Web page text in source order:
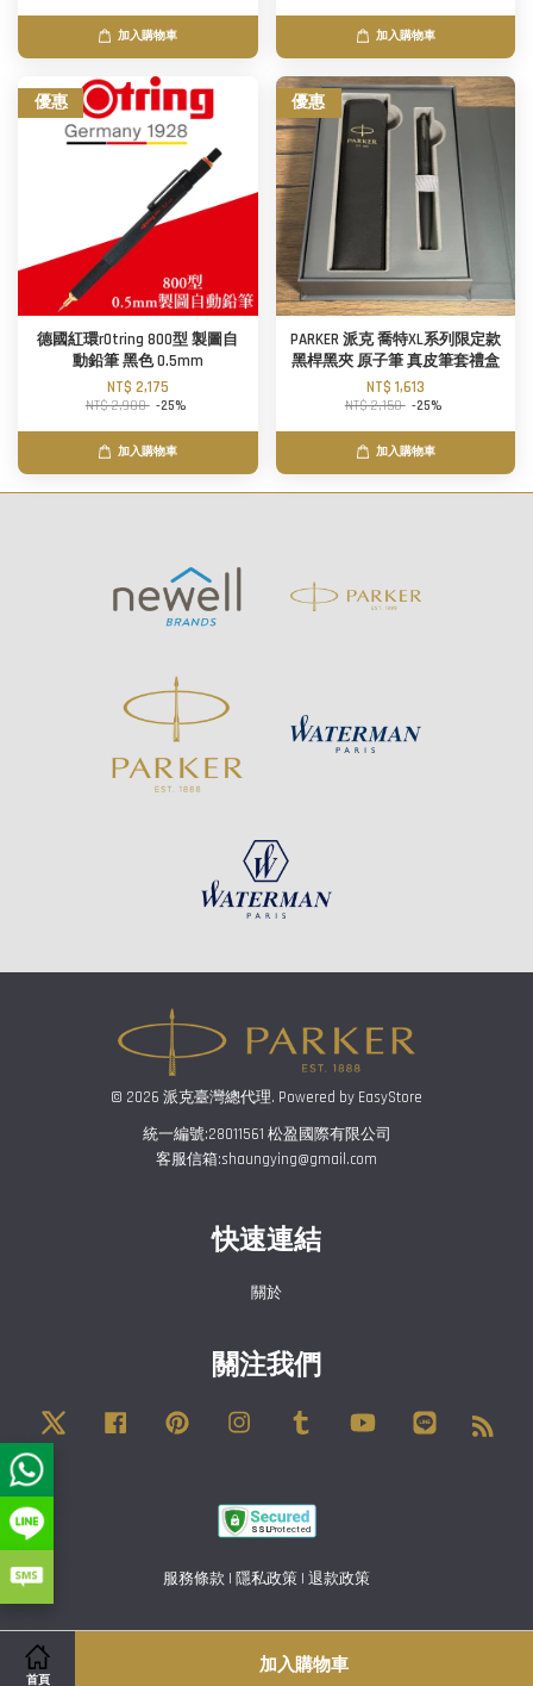
首頁
加入購物車
加入購物車 加入購物車
優惠
德國紅環rOtring 800型 製圖自
動鉛筆 黑色 0.5mm
NT$ 2,175
NT$ 2,900 -25%
加入購物車
優惠
PARKER 派克 喬特XL系列限定款
黑桿黑夾 原子筆 真皮筆套禮盒
NT$ 1,613
NT$ 2,150 -25%
加入購物車
© 2026 派克臺灣總代理. Powered by EasyStore
統一編號:28011561 松盈國際有限公司
客服信箱:shaungying@gmail.com
快速連結
關於
關注我們
Twitter Facebook Pinterest Instagram Tumblr YouTube
服務條款 | 隱私政策 | 退款政策